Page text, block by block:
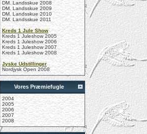
DM. Landsskue 2008
DM. Landsskue 2009
DM. Landsskue 2010
DM. Landsskue 2011
Kreds 1 Jule Show
Kreds 1 Juleshow 2005
Kreds 1 Juleshow 2006
Kreds 1 Juleshow 2007
Kreds 1 Juleshow 2008
Jyske Udstillinger
Nordjysk Open 2008
Vores Præmiefugle
2004
2005
2006
2007
2008